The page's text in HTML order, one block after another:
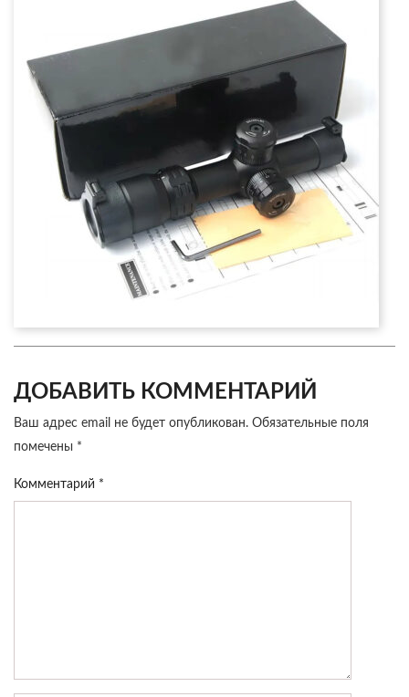
ДОБАВИТЬ КОММЕНТАРИЙ
Ваш адрес email не будет опубликован. Обязательные поля
помечены *
Комментарий *